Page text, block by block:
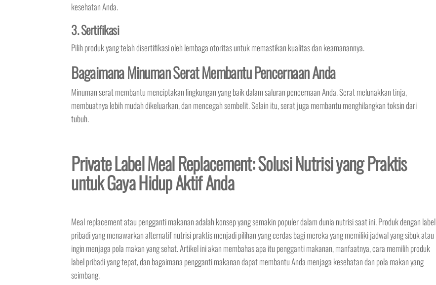
kesehatan Anda.
3. Sertifikasi
Pilih produk yang telah disertifikasi oleh lembaga otoritas untuk memastikan kualitas dan keamanannya.
Bagaimana Minuman Serat Membantu Pencernaan Anda
Minuman serat membantu menciptakan lingkungan yang baik dalam saluran pencernaan Anda. Serat melunakkan tinja,
membuatnya lebih mudah dikeluarkan, dan mencegah sembelit. Selain itu, serat juga membantu menghilangkan toksin dari
tubuh.
Private Label Meal Replacement: Solusi Nutrisi yang Praktis
untuk Gaya Hidup Aktif Anda
Meal replacement atau pengganti makanan adalah konsep yang semakin populer dalam dunia nutrisi saat ini. Produk dengan label
pribadi yang menawarkan alternatif nutrisi praktis menjadi pilihan yang cerdas bagi mereka yang memiliki jadwal yang sibuk atau
ingin menjaga pola makan yang sehat. Artikel ini akan membahas apa itu pengganti makanan, manfaatnya, cara memilih produk
label pribadi yang tepat, dan bagaimana pengganti makanan dapat membantu Anda menjaga kesehatan dan pola makan yang
seimbang.